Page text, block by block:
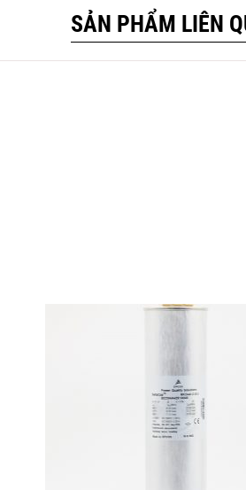
SẢN PHẨM LIÊN